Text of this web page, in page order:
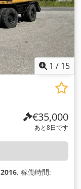
1 / 15
€35,000
あと8日です
2016, 稼働時間: